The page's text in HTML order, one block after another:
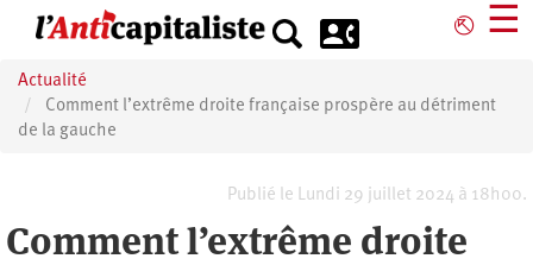
principal
⎋ ☰
Actualité
Comment l’extrême droite française prospère au détriment
de la gauche
Publié le Lundi 29 juillet 2024 à 18h00.
Comment l’extrême droite